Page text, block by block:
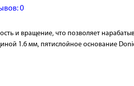
0
и вращение, что позволяет
1.6 мм, пятислойное основание